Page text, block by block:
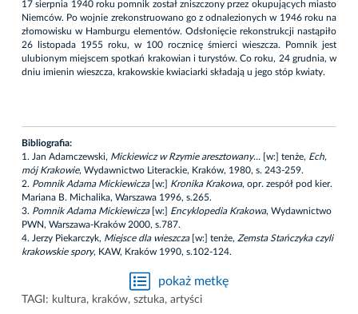
17 sierpnia 1940 roku pomnik został zniszczony przez okupujących miasto
Niemców. Po wojnie zrekonstruowano go z odnalezionych w 1946 roku na
złomowisku w Hamburgu elementów. Odsłonięcie rekonstrukcji nastąpiło
26 listopada 1955 roku, w 100 rocznicę śmierci wieszcza. Pomnik jest
ulubionym miejscem spotkań krakowian i turystów. Co roku, 24 grudnia, w
dniu imienin wieszcza, krakowskie kwiaciarki składają u jego stóp kwiaty.
Bibliografia:
1. Jan Adamczewski, Mickiewicz w Rzymie aresztowany... [w:] tenże, Ech,
mój Krakowie, Wydawnictwo Literackie, Kraków, 1980, s. 243-259.
2. Pomnik Adama Mickiewicza[w:] Kronika Krakowa, opr. zespół pod kier.
Mariana B. Michalika, Warszawa 1996, s.265.
3. Pomnik Adama Mickiewicza[w:] Encyklopedia Krakowa, Wydawnictwo
PWN, Warszawa-Kraków 2000, s.787.
4. Jerzy Piekarczyk, Miejsce dla wieszcza[w:] tenże, Zemsta Stańczyka czyli
krakowskie spory, KAW, Kraków 1990, s.102-124.
pokaż metkę
TAGI: kultura, kraków, sztuka, artyści